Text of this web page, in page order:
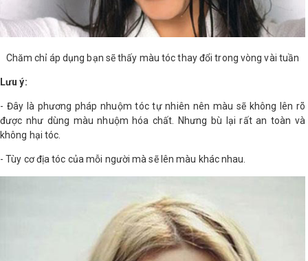
Chăm chỉ áp dụng bạn sẽ thấy màu tóc thay đổi trong vòng vài tuần
Lưu ý:
- Đây là phương pháp nhuộm tóc tự nhiên nên màu sẽ không lên rõ
được như dùng màu nhuộm hóa chất. Nhưng bù lại rất an toàn và
không hại tóc.
- Tùy cơ địa tóc của mỗi người mà sẽ lên màu khác nhau.